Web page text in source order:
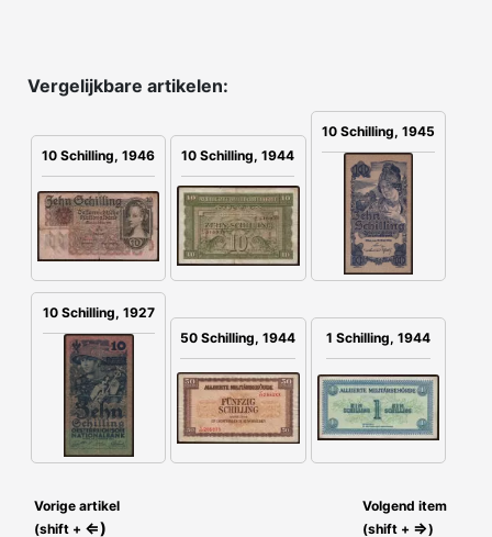
Vergelijkbare artikelen:
10 Schilling, 1946 10 Schilling, 1944
10 Schilling, 1945
10 Schilling, 1927
50 Schilling, 1944
1 Schilling, 1944
Vorige artikel
(shift + ⇐)
Volgend item
(shift + ⇒)